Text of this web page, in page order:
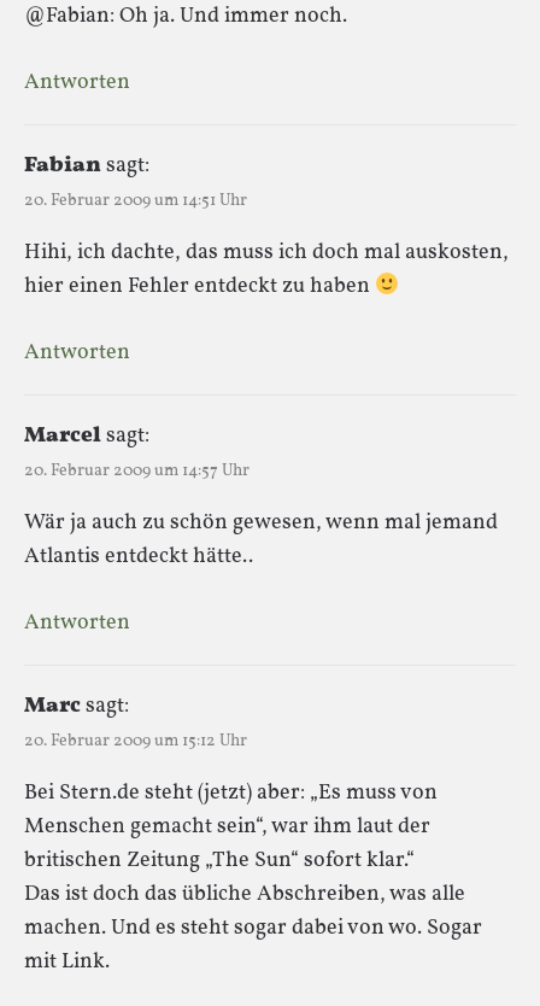
@Fabian: Oh ja. Und immer noch.
Antworten
Fabiansagt:
20. Februar 2009 um 14:51 Uhr
Hihi, ich dachte, das muss ich doch mal auskosten,
hier einen Fehler entdeckt zu haben
Antworten
Marcelsagt:
20. Februar 2009 um 14:57 Uhr
Wär ja auch zu schön gewesen, wenn mal jemand
Atlantis entdeckt hätte..
Antworten
Marcsagt:
20. Februar 2009 um 15:12 Uhr
Bei Stern.de steht (jetzt) aber: „Es muss von
Menschen gemacht sein“, war ihm laut der
britischen Zeitung „The Sun“ sofort klar.“
Das ist doch das übliche Abschreiben, was alle
machen. Und es steht sogar dabei von wo. Sogar
mit Link.